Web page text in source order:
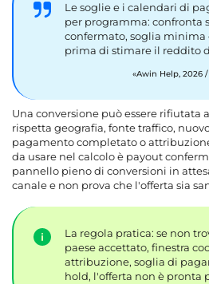
Le soglie e i calendari di
per programma: confronta
confermato, soglia
prima di stimare il reddito
Awin Help, 2026
Una conversione può essere rifiutata
rispetta geografia, fonte traffico,
pagamento completato o
da usare nel calcolo è payout
pannello pieno di conversioni in
canale e non prova che l'offerta sia
La regola pratica: se non
paese accettato, finestra
attribuzione, soglia di
hold, l'offerta non è pronta